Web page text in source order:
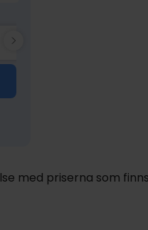
med priserna som